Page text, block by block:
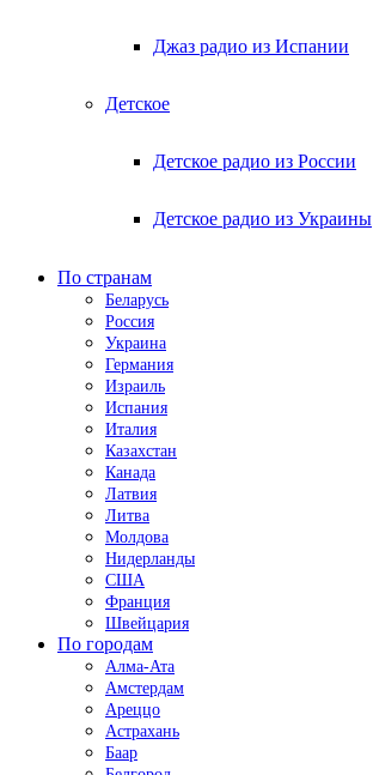
Джаз радио из Испании
Детское
Детское радио из России
Детское радио из Украины
По странам
Беларусь
Россия
Украина
Германия
Израиль
Испания
Италия
Казахстан
Канада
Латвия
Литва
Молдова
Нидерланды
США
Франция
Швейцария
По городам
Алма-Ата
Амстердам
Ареццо
Астрахань
Баар